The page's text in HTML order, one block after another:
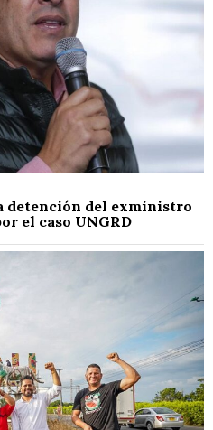
detención del exministro
el caso UNGRD